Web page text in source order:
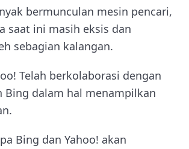
bermunculan mesin pencari,
saat ini masih eksis dan
sebagian kalangan.
Telah berkolaborasi dengan
Bing dalam hal menampilkan
Bing dan Yahoo! akan